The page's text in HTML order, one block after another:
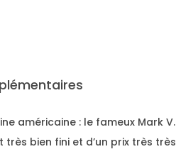
américaine : le fameux Mark V.
très bien fini et d’un prix très très